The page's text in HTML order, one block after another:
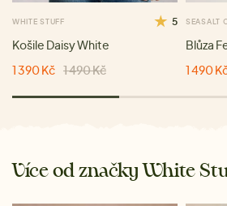
WHITE STUFF 5
Košile Daisy White
1 390 Kč 1 490 Kč
SEASALT
Blůza
1 490
Více od značky White